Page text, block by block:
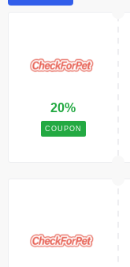
20%
COUPON